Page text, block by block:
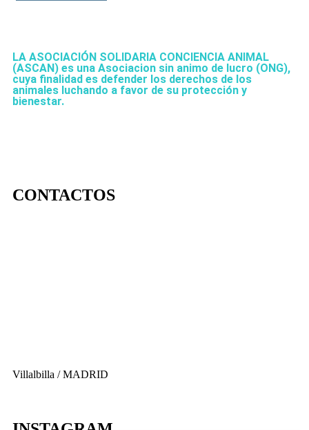
LA ASOCIACIÓN SOLIDARIA CONCIENCIA ANIMAL
(ASCAN) es una Asociacion sin animo de lucro (ONG),
cuya finalidad es defender los derechos de los
animales luchando a favor de su protección y
bienestar.
CONTACTOS
Villalbilla / MADRID